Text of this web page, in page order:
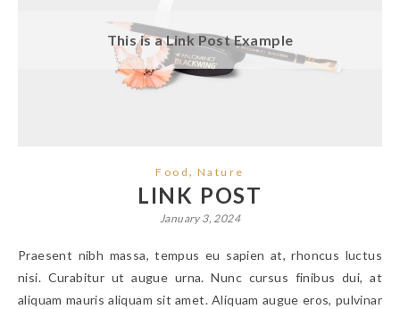
This is a Link Post Example
Food,Nature
LINK POST
January 3, 2024
Praesent nibh massa, tempus eu sapien at, rhoncus luctus
nisi. Curabitur ut augue urna. Nunc cursus finibus dui, at
aliquam mauris aliquam sit amet. Aliquam augue eros, pulvinar